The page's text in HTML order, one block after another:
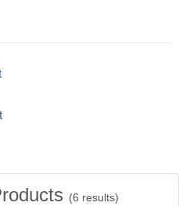
(6 results)